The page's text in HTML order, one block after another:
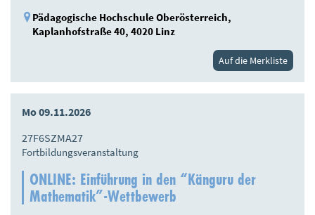
Pädagogische Hochschule Oberösterreich,
Kaplanhofstraße 40, 4020 Linz
Auf die Merkliste
Mo 09.11.2026
27F6SZMA27
Fortbildungsveranstaltung
ONLINE: Einführung in den “Känguru der
Mathematik”-Wettbewerb